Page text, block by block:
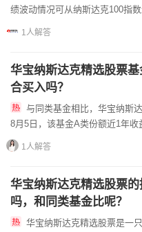
绩波动情况可从纳斯达克100指
1人解答
华宝纳斯达克精选股票
合买入吗？
8月5日，该基金A类份额近1年
指数和纳斯达克指数14%；自
1人解答
华宝纳斯达克精选股票
吗，和同类基金比呢？